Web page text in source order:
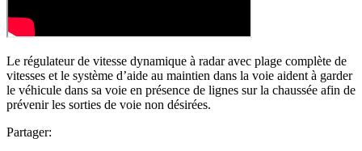
Le régulateur de vitesse dynamique à radar avec plage complète de
vitesses et le système d’aide au maintien dans la voie aident à garder
le véhicule dans sa voie en présence de lignes sur la chaussée afin de
prévenir les sorties de voie non désirées.
Partager: